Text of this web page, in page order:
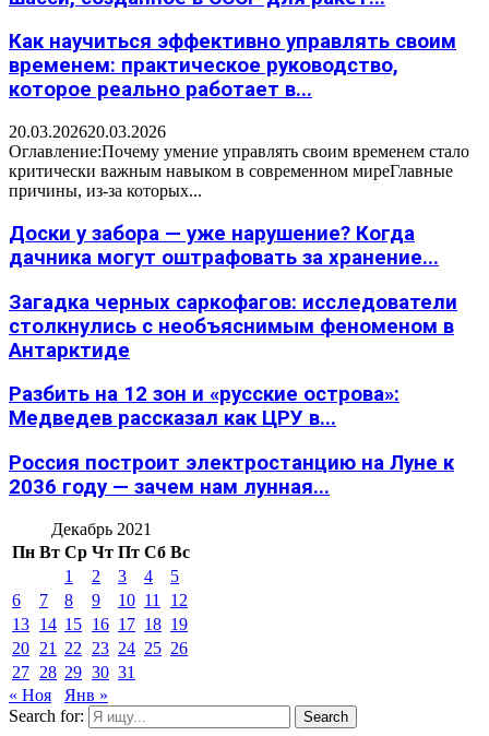
Как научиться эффективно управлять своим
временем: практическое руководство,
которое реально работает в...
20.03.202620.03.2026
Оглавление:Почему умение управлять своим временем стало
критически важным навыком в современном миреГлавные
причины, из-за которых...
Доски у забора — уже нарушение? Когда
дачника могут оштрафовать за хранение...
Загадка черных саркофагов: исследователи
столкнулись с необъяснимым феноменом в
Антарктиде
Разбить на 12 зон и «русские острова»:
Медведев рассказал как ЦРУ в...
Россия построит электростанцию на Луне к
2036 году — зачем нам лунная...
Декабрь 2021
Пн Вт Ср Чт Пт Сб Вс
1
2 3 4
5
6
7 8 9 10 11
12
13 14 15 16 17 18 19
20 21 22 23 24 25 26
27 28 29 30 31
« Ноя
Янв »
Search for:
Search